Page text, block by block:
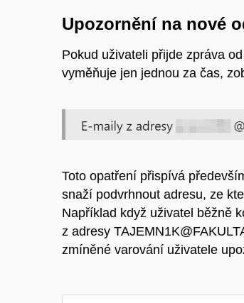
Upozornění na nové
Pokud uživateli přijde zpráva
vyměňuje jen jednou za čas,
Toto opatření přispívá
snaží podvrhnout adresu, ze
Například když uživatel běžně
z adresy
zmíněné varování uživatele